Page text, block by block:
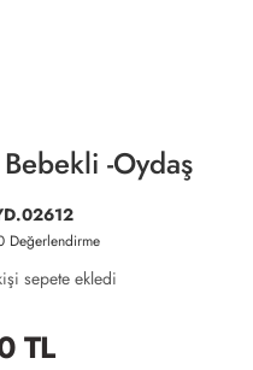
-Oydaş
Değerlendirme
sepete ekledi
TL